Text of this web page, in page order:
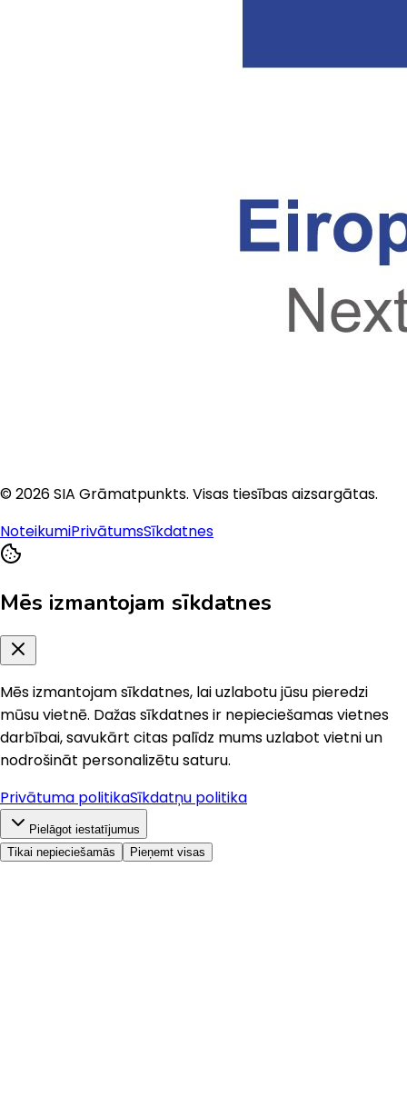
©2026SIA Grāmatpunkts. Visas tiesības aizsargātas.
NoteikumiPrivātumsSīkdatnes
Mēs izmantojam sīkdatnes
Mēs izmantojam sīkdatnes, lai uzlabotu jūsu pieredzi
mūsu vietnē. Dažas sīkdatnes ir nepieciešamas vietnes
darbībai, savukārt citas palīdz mums uzlabot vietni un
nodrošināt personalizētu saturu.
Privātuma politikaSīkdatņu politika
Pielāgot iestatījumus
Tikai nepieciešamās
Pieņemt visas